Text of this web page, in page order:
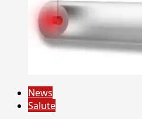
News
Salute